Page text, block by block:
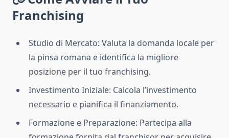
Franchising
Studio di Mercato: Valuta la domanda locale per
la pinsa romana e identifica la migliore
posizione per il tuo franchising.
Investimento Iniziale: Calcola l’investimento
necessario e pianifica il finanziamento.
Formazione e Preparazione: Partecipa alla